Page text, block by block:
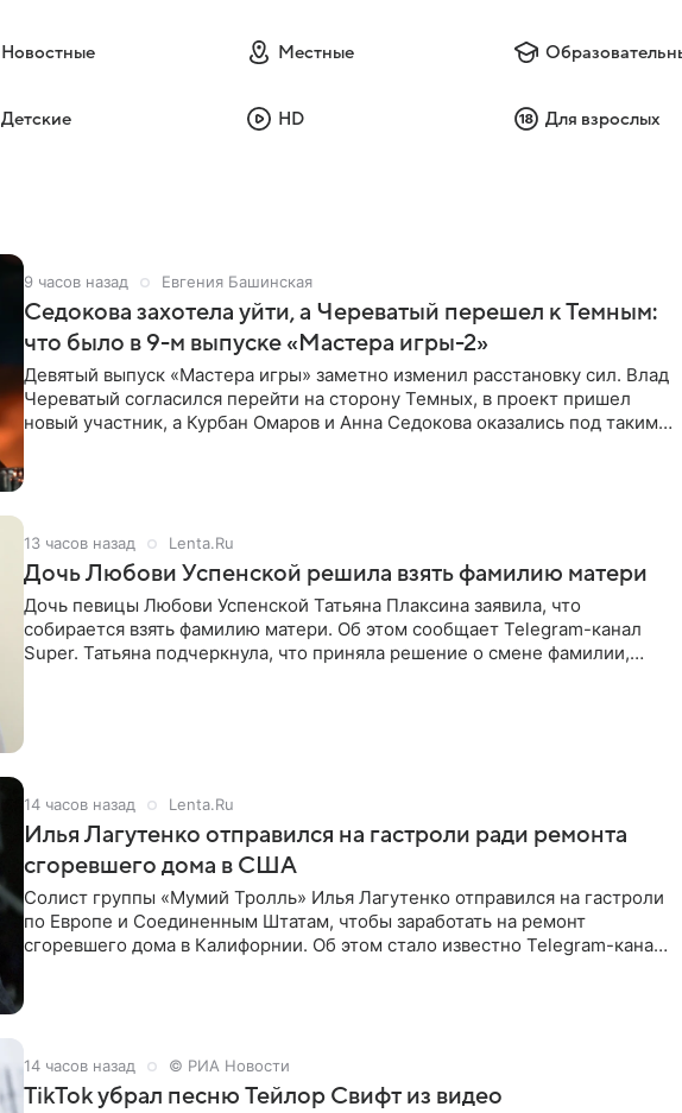
Новостные Местные
Детские HD Для взрослых
9 часов назад Евгения Башинская
Седокова захотела уйти, а Череватый перешел к Темным:
что было в 9-м выпуске «Мастера игры-2»
Девятый выпуск «Мастера игры» заметно изменил расстановку сил. Влад
Череватый согласился перейти на сторону Темных, в проект пришел
новый участник, а Курбан Омаров и Анна Седокова оказались под таким
13 часов назад Lenta.Ru
Дочь Любови Успенской решила взять фамилию матери
Дочь певицы Любови Успенской Татьяна Плаксина заявила, что
собирается взять фамилию матери. Об этом сообщает Telegram-канал
Super. Татьяна подчеркнула, что приняла решение о смене фамилии,
14 часов назад Lenta.Ru
Илья Лагутенко отправился на гастроли ради ремонта
сгоревшего дома в США
Солист группы «Мумий Тролль» Илья Лагутенко отправился на гастроли
по Европе и Соединенным Штатам, чтобы заработать на ремонт
сгоревшего дома в Калифорнии. Об этом стало известно Telegram-каналу
14 часов назад © РИА Новости
TikTok убрал песню Тейлор Свифт из видео